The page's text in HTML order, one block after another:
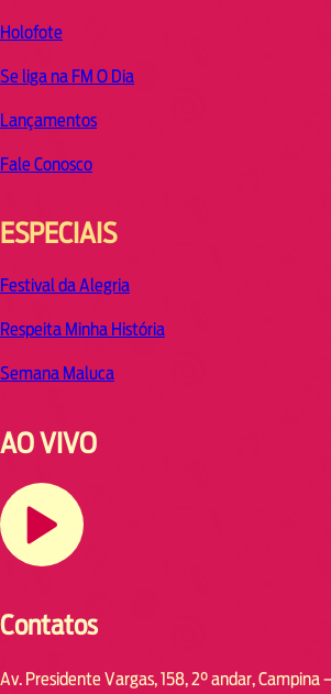
Holofote
Se liga na FM O Dia
Lançamentos
Fale Conosco
ESPECIAIS
Festival da Alegria
Respeita Minha História
Semana Maluca
AO VIVO
Contatos
Av. Presidente Vargas, 158, 2° andar, Campina